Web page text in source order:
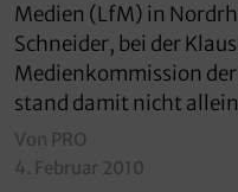
Medien (LfM) in
Schneider, bei der
Medienkommission
stand damit nicht
Von PRO
4. Februar 2010